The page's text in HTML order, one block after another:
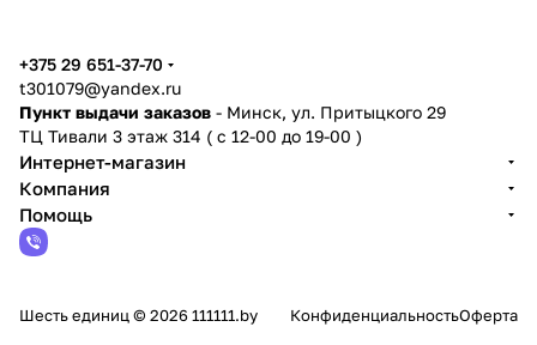
+375 29 651-37-70
t301079@yandex.ru
Пункт выдачи заказов - Минск, ул. Притыцкого 29
ТЦ Тивали 3 этаж 314 ( с 12-00 до 19-00 )
Интернет-магазин
Компания
Помощь
Шесть единиц © 2026 111111.by КонфиденциальностьОферта